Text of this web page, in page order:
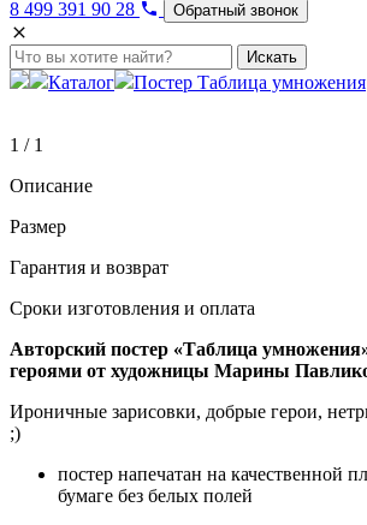
8 499 391 90 28 Обратный звонок
Искать
Каталог Постер Таблица умножения
1 / 1
Описание
Размер
Гарантия и возврат
Сроки изготовления и оплата
Авторский постер «Таблица
героями от художницы Марины
Ироничные зарисовки, добрые герои,
;)
постер напечатан на качественной
бумаге без белых полей